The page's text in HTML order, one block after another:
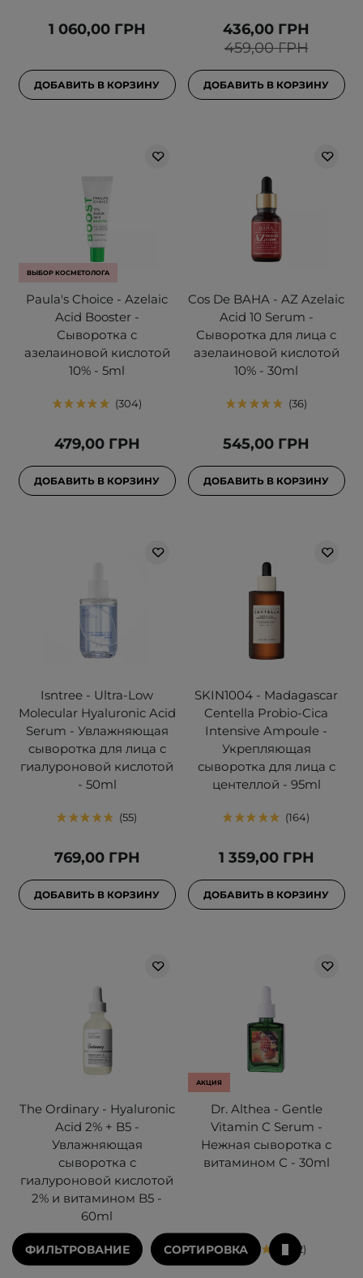
1 060,00 ГРН
ДОБАВИТЬ В КОРЗИНУ
459,00 ГРН
436,00 ГРН
ДОБАВИТЬ В КОРЗИНУ
ВЫБОР КОСМЕТОЛОГА
Paula's Choice - Azelaic
Acid Booster -
Сыворотка с
азелаиновой кислотой
10% - 5ml
304
479,00 ГРН
ДОБАВИТЬ В КОРЗИНУ
Cos De BAHA - AZ Azelaic
Acid 10 Serum -
Сыворотка для лица с
азелаиновой кислотой
10% - 30ml
36
545,00 ГРН
ДОБАВИТЬ В КОРЗИНУ
Isntree - Ultra-Low
Molecular Hyaluronic Acid
Serum - Увлажняющая
сыворотка для лица с
гиалуроновой кислотой
- 50ml
55
769,00 ГРН
ДОБАВИТЬ В КОРЗИНУ
SKIN1004 - Madagascar
Centella Probio-Cica
Intensive Ampoule -
Укрепляющая
сыворотка для лица с
центеллой - 95ml
164
1 359,00 ГРН
ДОБАВИТЬ В КОРЗИНУ
The Ordinary - Hyaluronic
Acid 2% + B5 -
Увлажняющая
сыворотка с
гиалуроновой кислотой
2% и витамином B5 -
60ml
145
АКЦИЯ
Dr. Althea - Gentle
Vitamin C Serum -
Нежная сыворотка с
витамином С - 30ml
32
ФИЛЬТРОВАНИЕ СОРТИРОВКА